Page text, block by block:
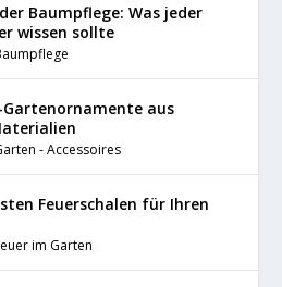
Baumpflege: Was jeder
wissen sollte
Gartenornamente aus
- Accessoires
Feuerschalen für Ihren
im Garten